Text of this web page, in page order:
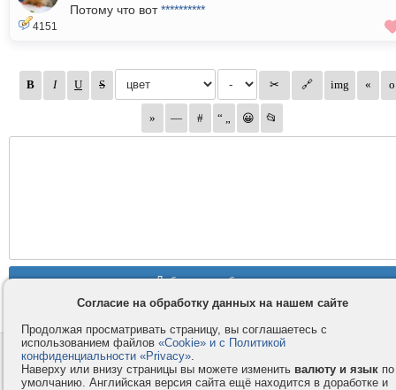
4151
Потому что вот**********
Контакты
Компания
Правила и условия
Согласие на обработку данных на нашем сайте
Продолжая просматривать страницу, вы соглашаетесь с
использованием файлов «Cookie» и с Политикой
конфиденциальности «Privacy».
Наверху или внизу страницы вы можете изменить валюту и язык по
умолчанию. Английская версия сайта ещё находится в доработке и